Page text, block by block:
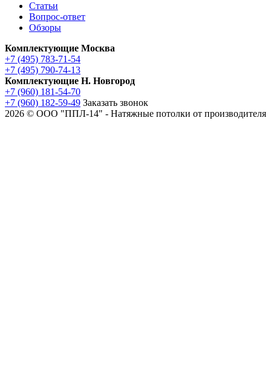
Статьи
Вопрос-ответ
Обзоры
Комплектующие Москва
+7 (495) 783-71-54
+7 (495) 790-74-13
Комплектующие Н. Новгород
+7 (960) 181-54-70
+7 (960) 182-59-49 Заказать звонок
2026 © ООО "ППЛ-14" - Натяжные потолки от производителя